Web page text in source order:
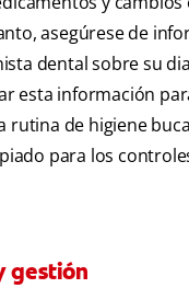
asegúrese de
dental sobre su
esta información
rutina de higiene
para los
gestión